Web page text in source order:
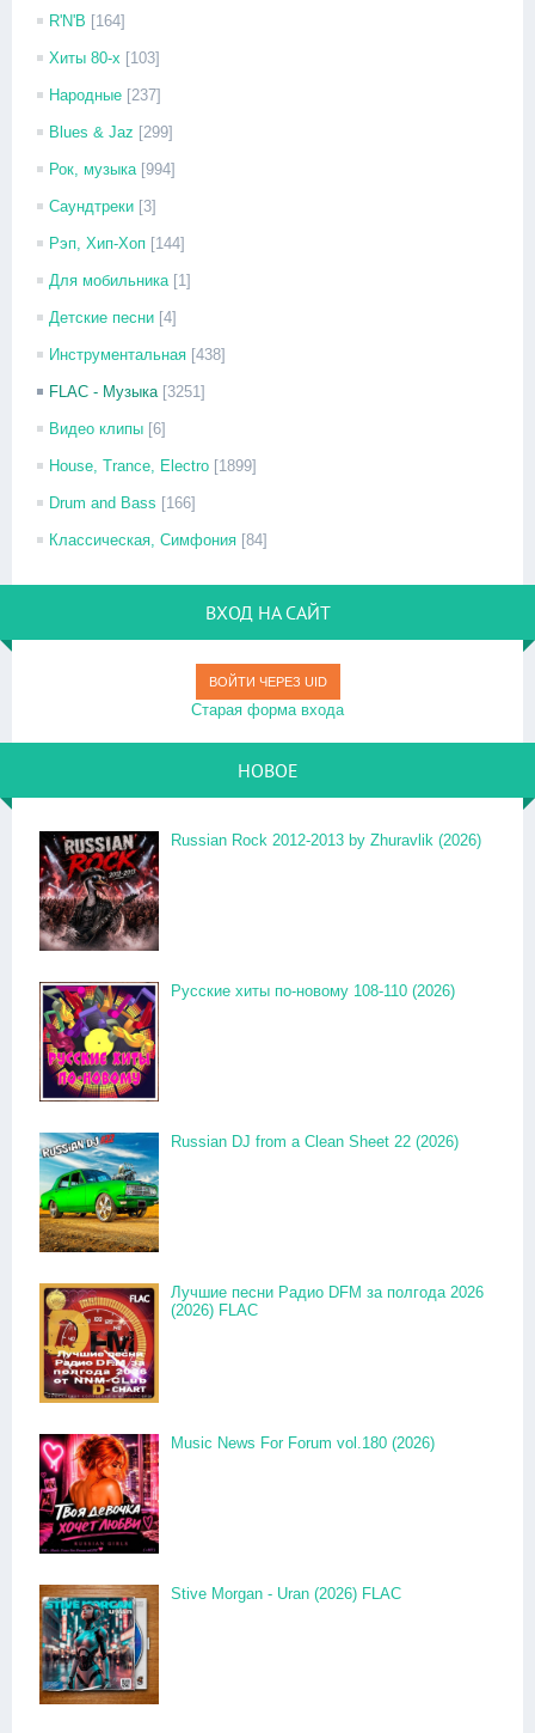
R'N'B [164]
Хиты 80-х [103]
Народные [237]
Blues & Jaz [299]
Рок, музыка [994]
Саундтреки [3]
Рэп, Хип-Хоп [144]
Для мобильника [1]
Детские песни [4]
Инструментальная [438]
FLAC - Музыка [3251]
Видео клипы [6]
House, Trance, Electro [1899]
Drum and Bass [166]
Классическая, Симфония [84]
ВХОД НА САЙТ
ВОЙТИ ЧЕРЕЗ UID
Старая форма входа
НОВОЕ
Russian Rock 2012-2013 by Zhuravlik (2026)
Русские хиты по-новому 108-110 (2026)
Russian DJ from a Clean Sheet 22 (2026)
Лучшие песни Радио DFM за полгода 2026
(2026) FLAC
Music News For Forum vol.180 (2026)
Stive Morgan - Uran (2026) FLAC